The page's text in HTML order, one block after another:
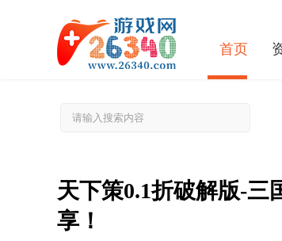
首页
天下策0.1折破解版-三
享！